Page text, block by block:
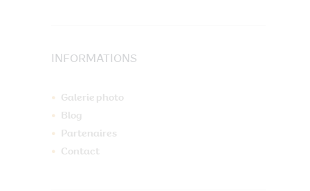
INFORMATIONS
Galerie photo
Blog
Partenaires
Contact